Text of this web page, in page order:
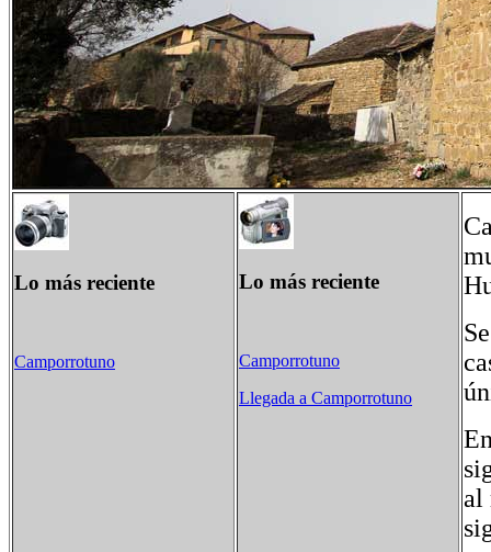
Lo más reciente
Camporrotuno
Lo más reciente
Camporrotuno
Llegada a Camporrotuno
al